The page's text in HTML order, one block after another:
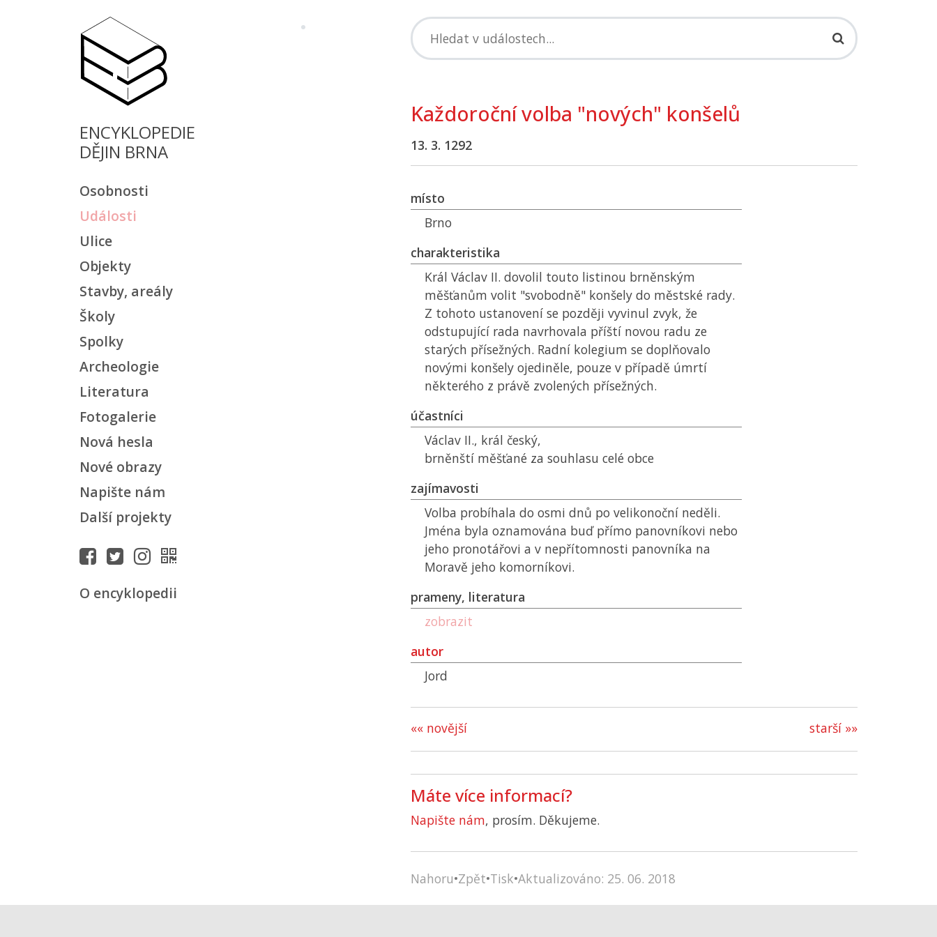
ENCYKLOPEDIE
DĚJIN BRNA
Osobnosti
Události
Ulice
Objekty
Stavby, areály
Školy
Spolky
Archeologie
Literatura
Fotogalerie
Nová hesla
Nové obrazy
Napište nám
Další projekty
O encyklopedii
Každoroční volba "nových" konšelů
13. 3. 1292
místo
Brno
charakteristika
Král Václav II. dovolil touto listinou brněnským
měšťanům volit "svobodně" konšely do městské rady.
Z tohoto ustanovení se později vyvinul zvyk, že
odstupující rada navrhovala příští novou radu ze
starých přísežných. Radní kolegium se doplňovalo
novými konšely ojediněle, pouze v případě úmrtí
některého z právě zvolených přísežných.
účastníci
Václav II., král český,
brněnští měšťané za souhlasu celé obce
zajímavosti
Volba probíhala do osmi dnů po velikonoční neděli.
Jména byla oznamována buď přímo panovníkovi nebo
jeho pronotářovi a v nepřítomnosti panovníka na
Moravě jeho komorníkovi.
prameny, literatura
zobrazit
autor
Jord
starší »»
«« novější
Máte více informací?
Napište nám, prosím. Děkujeme.
Nahoru•Zpět•Tisk•Aktualizováno: 25. 06. 2018